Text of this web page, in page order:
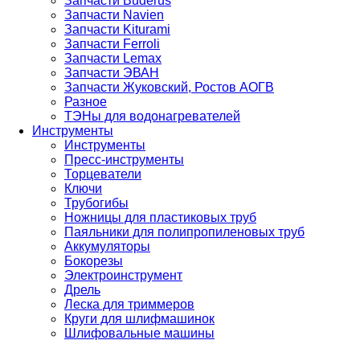
Запчасти Navien
Запчасти Kiturami
Запчасти Ferroli
Запчасти Lemax
Запчасти ЭВАН
Запчасти Жуковский, Ростов АОГВ
Разное
ТЭНы для водонагревателей
Инструменты
Инструменты
Пресс-инструменты
Торцеватели
Ключи
Трубогибы
Ножницы для пластиковых труб
Паяльники для полипропиленовых труб
Аккумуляторы
Бокорезы
Электроинструмент
Дрель
Леска для триммеров
Круги для шлифмашинок
Шлифовальные машины